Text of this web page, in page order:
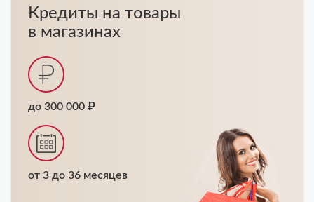
Кредиты на товары
в магазинах
до 300 000 ₽
от 3 до 36 месяцев